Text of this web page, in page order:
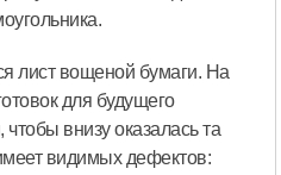
лист вощеной бумаги. На
для будущего
внизу оказалась та
видимых дефектов: